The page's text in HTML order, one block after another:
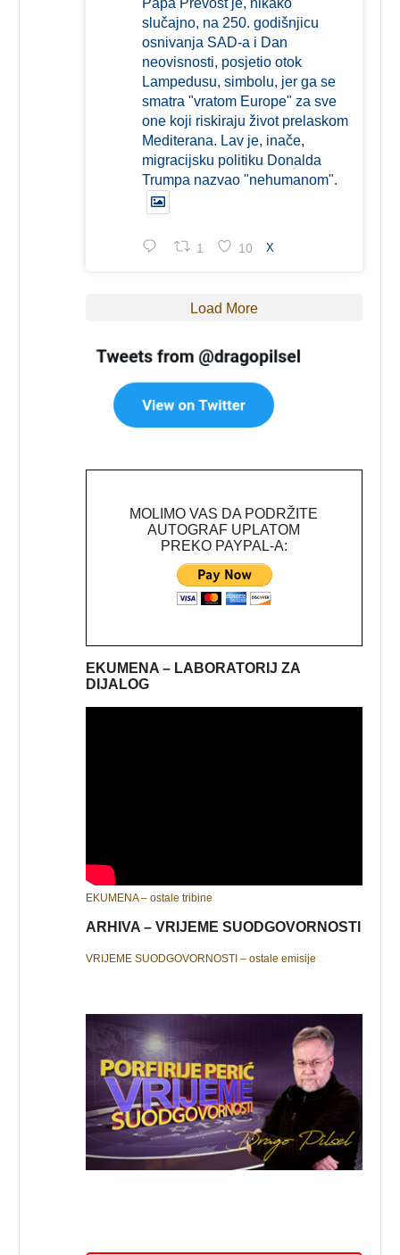
Papa Prevost je, nikako
slučajno, na 250. godišnjicu
osnivanja SAD-a i Dan
neovisnosti, posjetio otok
Lampedusu, simbolu, jer ga se
smatra "vratom Europe" za sve
one koji riskiraju život prelaskom
Mediterana. Lav je, inače,
migracijsku politiku Donalda
Trumpa nazvao "nehumanom".
1 10 X
Load More
MOLIMO VAS DA PODRŽITE
AUTOGRAF UPLATOM
PREKO PAYPAL-A:
EKUMENA – LABORATORIJ ZA
DIJALOG
EKUMENA – ostale tribine
ARHIVA – VRIJEME SUODGOVORNOSTI
VRIJEME SUODGOVORNOSTI – ostale emisije